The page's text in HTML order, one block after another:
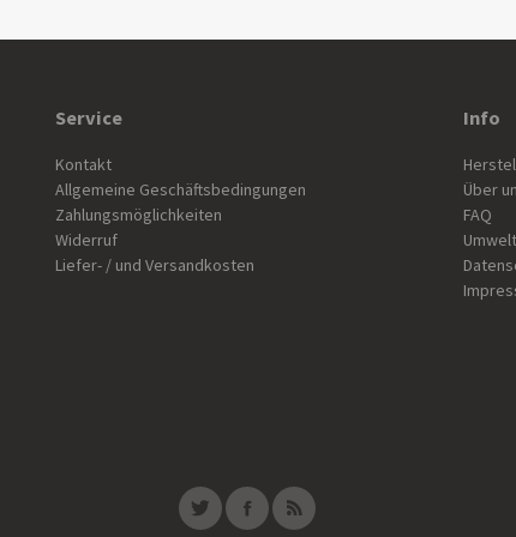
Service
Kontakt
Allgemeine Geschäftsbedingungen
Zahlungsmöglichkeiten
Widerruf
Liefer- / und Versandkosten
Info
Über
FAQ